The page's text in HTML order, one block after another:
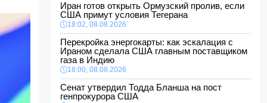
Иран готов открыть Ормузский пролив, если
США примут условия Тегерана
18:02, 08.08.2026
Перекройка энергокарты: как эскалация с
Ираном сделала США главным поставщиком
газа в Индию
18:00, 08.08.2026
Сенат утвердил Тодда Бланша на пост
генпрокурора США